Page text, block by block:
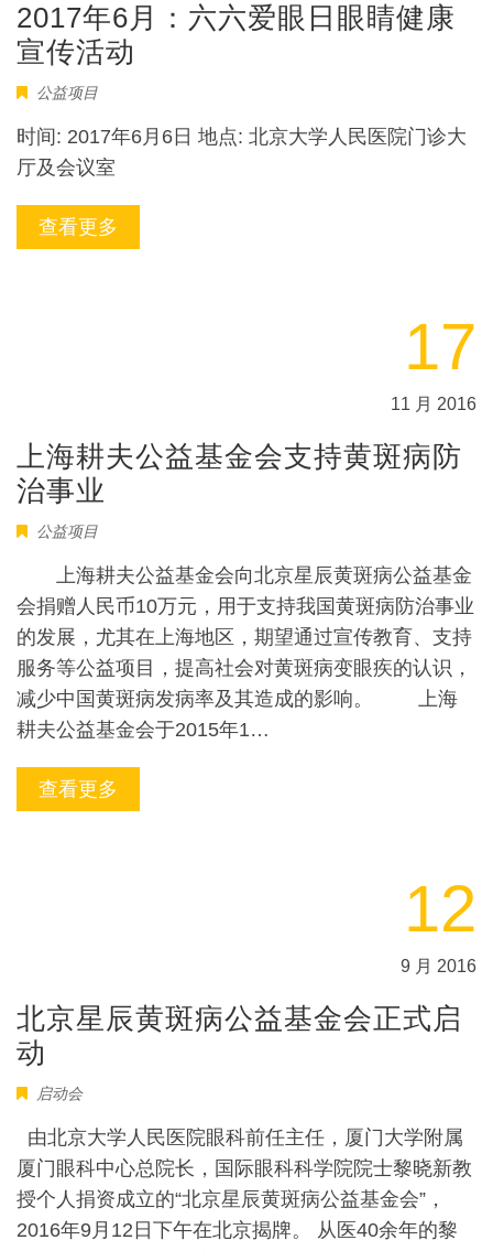
2017年6月：六六爱眼日眼睛健康
宣传活动
公益项目
时间: 2017年6月6日 地点: 北京大学人民医院门诊大
厅及会议室
查看更多
17
11 月 2016
上海耕夫公益基金会支持黄斑病防
治事业
公益项目
上海耕夫公益基金会向北京星辰黄斑病公益基金
会捐赠人民币10万元，用于支持我国黄斑病防治事业
的发展，尤其在上海地区，期望通过宣传教育、支持
服务等公益项目，提高社会对黄斑病变眼疾的认识，
减少中国黄斑病发病率及其造成的影响。 上海
耕夫公益基金会于2015年1…
查看更多
12
9 月 2016
北京星辰黄斑病公益基金会正式启
动
启动会
由北京大学人民医院眼科前任主任，厦门大学附属
厦门眼科中心总院长，国际眼科科学院院士黎晓新教
授个人捐资成立的“北京星辰黄斑病公益基金会”，
2016年9月12日下午在北京揭牌。 从医40余年的黎